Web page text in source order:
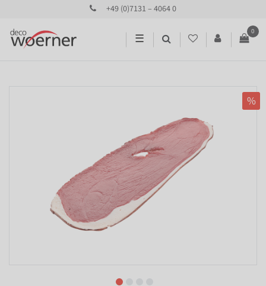
+49 (0)7131 – 4064 0
☰
0
%